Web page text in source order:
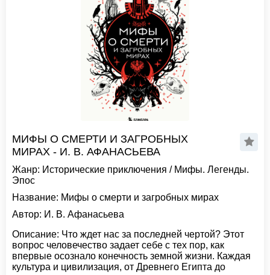
МИФЫ О СМЕРТИ И ЗАГРОБНЫХ
МИРАХ - И. В. АФАНАСЬЕВА
Жанр: Исторические приключения / Мифы. Легенды.
Эпос
Название: Мифы о смерти и загробных мирах
Автор: И. В. Афанасьева
Описание: Что ждет нас за последней чертой? Этот
вопрос человечество задает себе с тех пор, как
впервые осознало конечность земной жизни. Каждая
культура и цивилизация, от Древнего Египта до